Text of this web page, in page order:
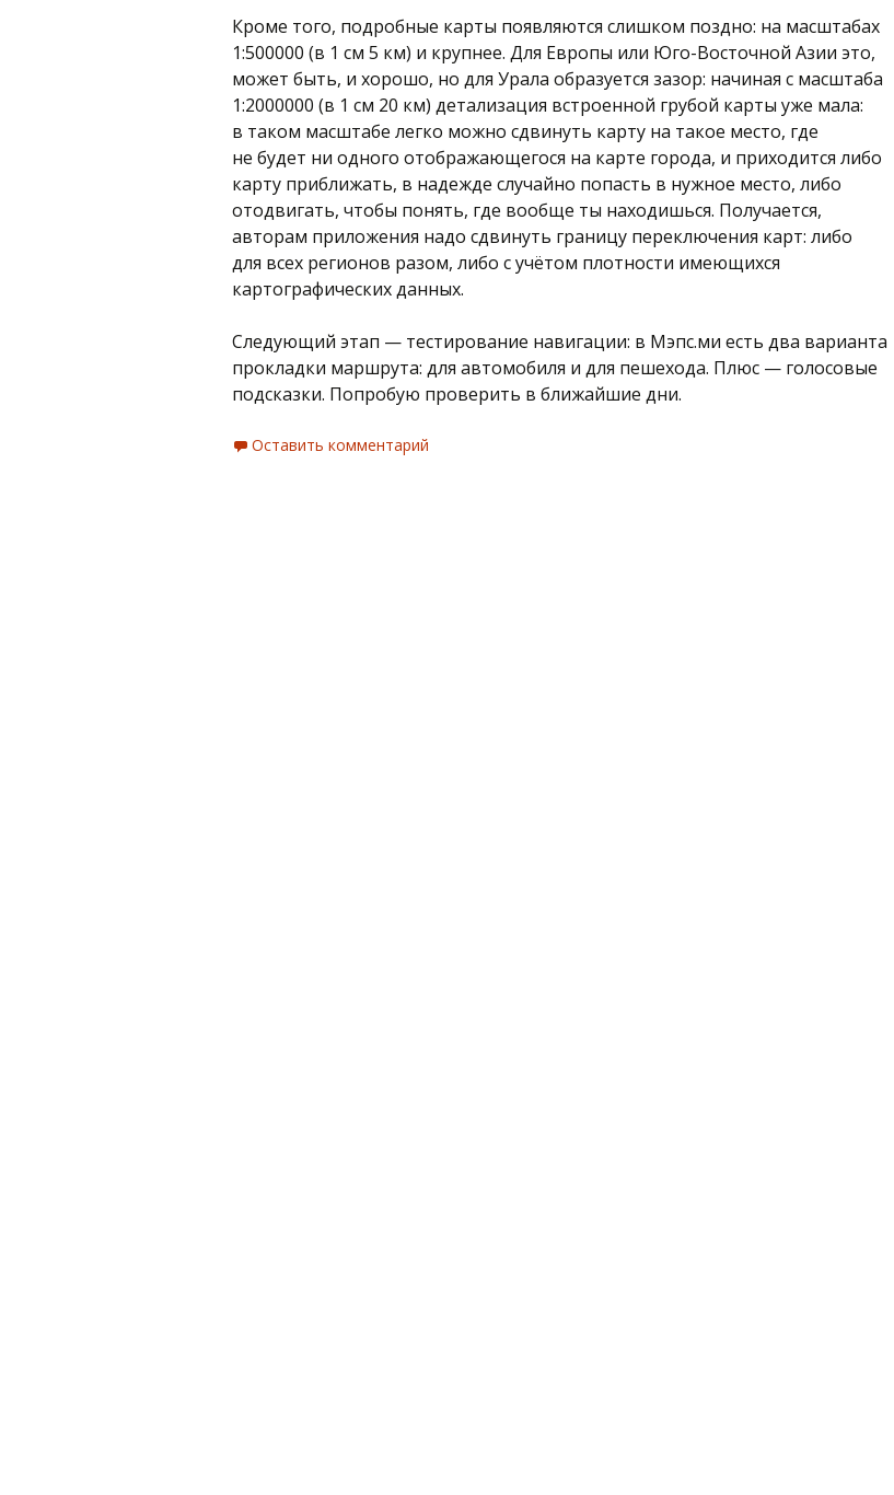
Кроме того, подробные карты появляются слишком поздно: на масштабах
1:500000 (в 1 см 5 км) и крупнее. Для Европы или Юго-Восточной Азии это,
может быть, и хорошо, но для Урала образуется зазор: начиная с масштаба
1:2000000 (в 1 см 20 км) детализация встроенной грубой карты уже мала:
в таком масштабе легко можно сдвинуть карту на такое место, где
не будет ни одного отображающегося на карте города, и приходится либо
карту приближать, в надежде случайно попасть в нужное место, либо
отодвигать, чтобы понять, где вообще ты находишься. Получается,
авторам приложения надо сдвинуть границу переключения карт: либо
для всех регионов разом, либо с учётом плотности имеющихся
картографических данных.
Следующий этап — тестирование навигации: в Мэпс.ми есть два варианта
прокладки маршрута: для автомобиля и для пешехода. Плюс — голосовые
подсказки. Попробую проверить в ближайшие дни.
Оставить комментарий